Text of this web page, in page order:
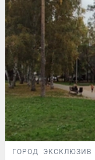
ГОРОД ЭКСКЛЮЗИВ